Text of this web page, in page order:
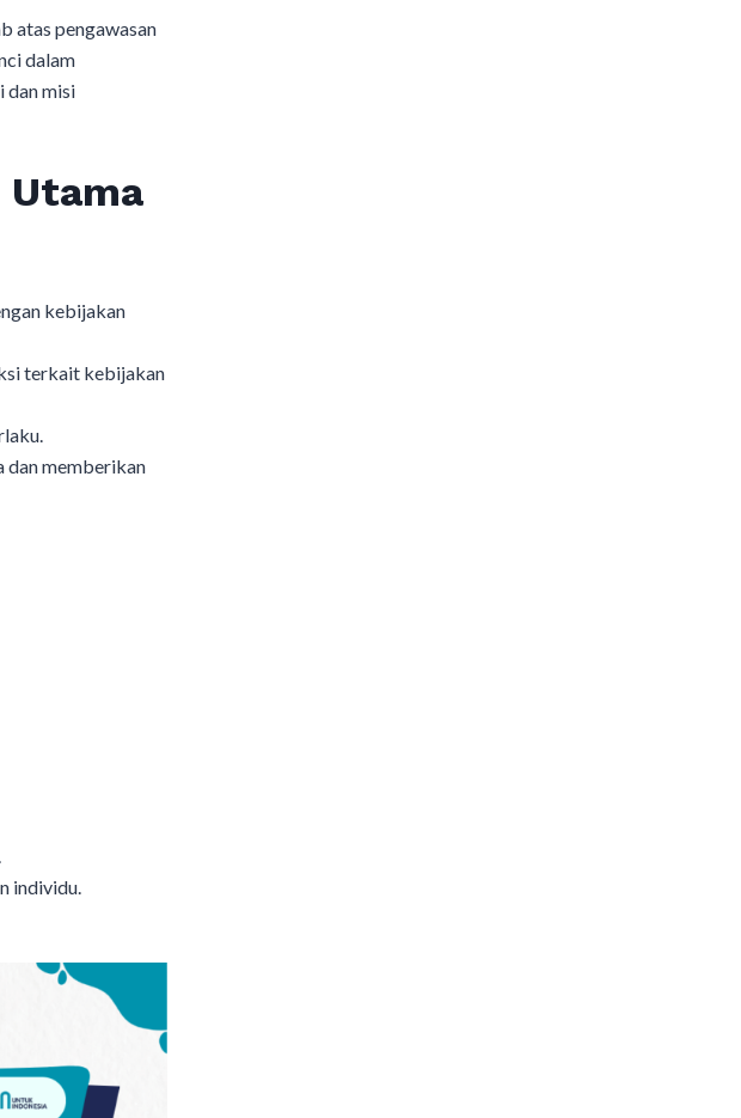
atas pengawasan
dalam
dan misi
Utama
kebijakan
terkait kebijakan
dan memberikan
individu.